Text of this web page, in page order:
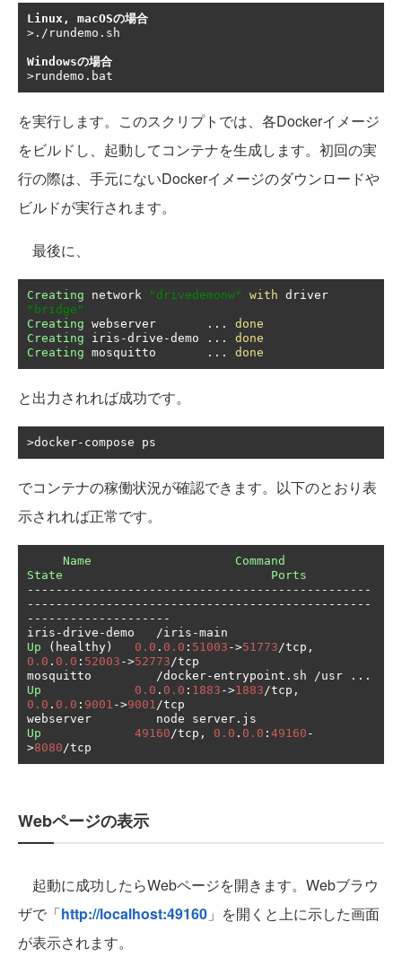
Linux, macOSの場合
>./rundemo.sh
Windowsの場合
を実行します。このスクリプトでは、各Dockerイメージ
をビルドし、起動してコンテナを生成します。初回の実
行の際は、手元にないDockerイメージのダウンロードや
ビルドが実行されます。
最後に、
Creating network "drivedemonw" with
"bridge"
Creating webserver ...
done
Creating iris -drive -demo ...
done
Creating mosquitto ... done
と出力されれば成功です。
でコンテナの稼働状況が確認できます。以下のとおり表
示されれば正常です。
Name
Command
State
Ports
------------------------------------------------
------------------------------------------------
--------------------
iris -drive -demo /iris -
Up
( healthy ) 0.0 . 0.0 : 51003 ->51773/tcp ,
0.0 . 0.0 : 52003 ->52773/tcp
mosquitto /docker-entrypoint . sh /usr
...
Up
0.0 . 0.0 : 1883 ->1883/tcp ,
0.0 . 0.0 : 9001 ->9001/tcp
webserver         node server .
Up
49160/tcp , 0.0 . 0.0 : 49160 -
>8080/tcp
Webページの表示
起動に成功したらWebページを開きます。Webブラウ
ザで「http://localhost:49160 」を開くと上に示した画面
が表示されます。